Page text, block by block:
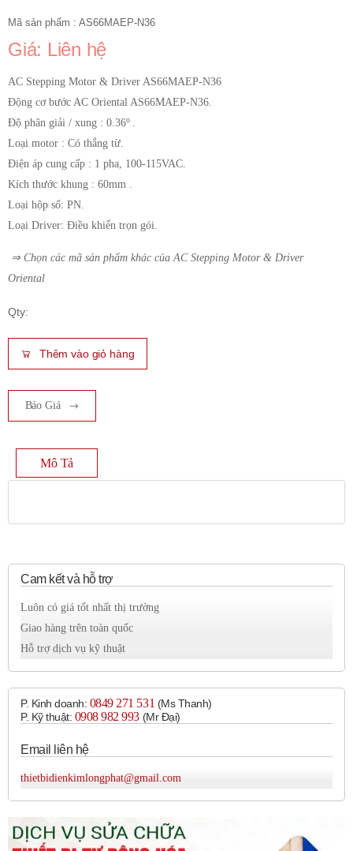
Mã sản phẩm : AS66MAEP-N36
Giá: Liên hệ
AC Stepping Motor & Driver AS66MAEP-N36
Động cơ bước AC Oriental AS66MAEP-N36.
Độ phân giải / xung : 0.36o .
Loại motor : Có thắng từ.
Điện áp cung cấp : 1 pha, 100-115VAC.
Kích thước khung : 60mm .
Loại hộp số: PN.
Loại Driver: Điều khiển trọn gói.
⇒ Chọn các mã sản phẩm khác củaAC Stepping Motor & Driver
Oriental
Qty:
Thêm vào giỏ hàng
Báo Giá
Mô Tả
Cam kết và hỗ trợ
Luôn có giá tốt nhất thị trường
Giao hàng trên toàn quốc
Hỗ trợ dịch vụ kỹ thuật
P. Kinh doanh: 0849 271 531 (Ms Thanh)
P. Kỹ thuật: 0908 982 993​ (Mr Đại)
Email liên hệ
thietbidienkimlongphat@gmail.com